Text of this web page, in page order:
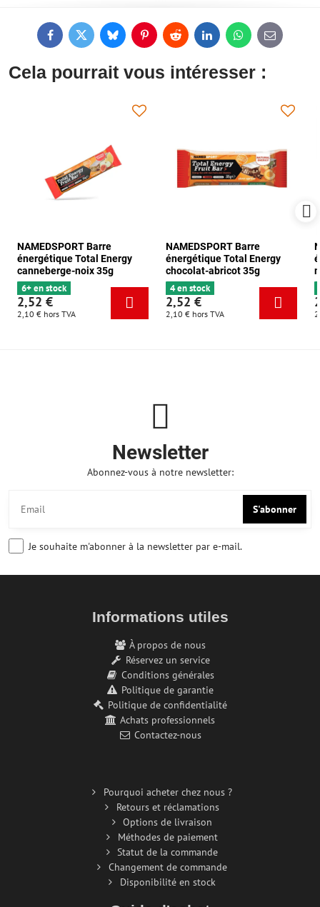
FacebookTwitterBlueskyPinterestReddit LinkedInWhatsApp
E-
mail
Cela pourrait vous intéresser :
NAMEDSPORT Barre
énergétique Total Energy
canneberge-noix 35g
6+ en stock
2,52 €
2,10 € hors TVA
NAMEDSPORT Barre
énergétique Total Energy
chocolat-abricot 35g
4 en stock
2,52 €
2,10 € hors TVA
Newsletter
Abonnez-vous à notre newsletter:
S'abonner
Je souhaite m'abonner à la newsletter par e-mail.
Informations utiles
À propos de nous
Réservez un service
Conditions générales
Politique de garantie
Politique de confidentialité
Achats professionnels
Contactez-nous
Pourquoi acheter chez nous ?
Retours et réclamations
Options de livraison
Méthodes de paiement
Statut de la commande
Changement de commande
Disponibilité en stock